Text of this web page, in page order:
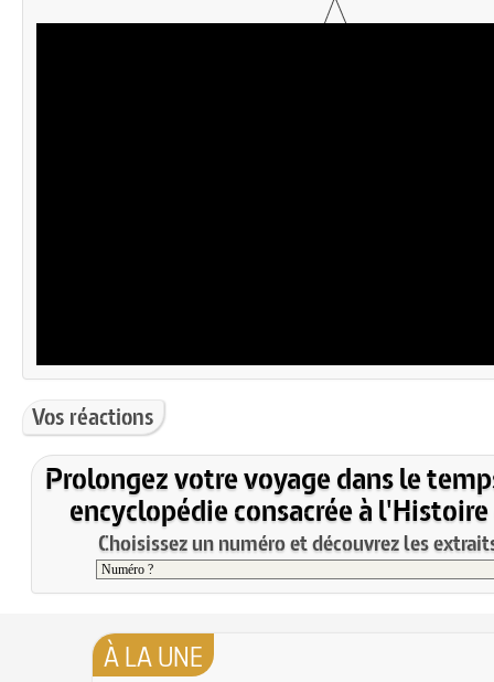
Vos réactions
Prolongez votre voyage dans le
encyclopédie consacrée à l'Histoire
Choisissez un numéro et découvrez les
À LA UNE